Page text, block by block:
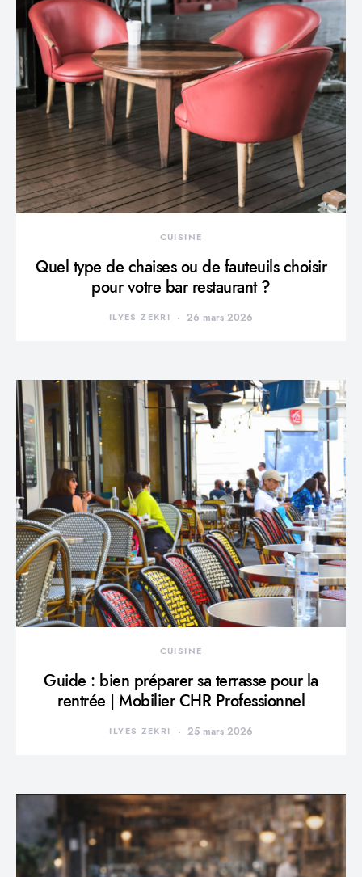
CUISINE
Quel type de chaises ou de fauteuils choisir
pour votre bar restaurant ?
ILYES ZEKRI 26 mars 2026
CUISINE
Guide : bien préparer sa terrasse pour la
rentrée | Mobilier CHR Professionnel
ILYES ZEKRI 25 mars 2026